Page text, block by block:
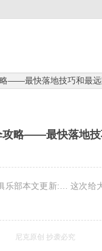
——最快落地技巧和最
攻略——最快落地
乐部本文更新:… 这次给
尼克原创 抄袭必究